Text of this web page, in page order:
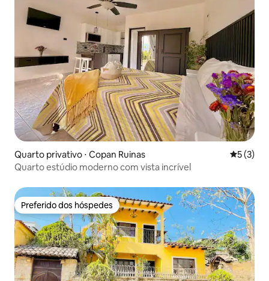
Quarto privativo ⋅ Copan Ruinas 5 de
5 (3)
Quarto estúdio moderno com vista incrível
Preferido dos hóspedes
Preferido dos hóspedes